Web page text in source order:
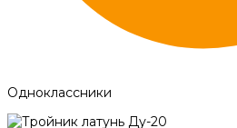
Одноклассники